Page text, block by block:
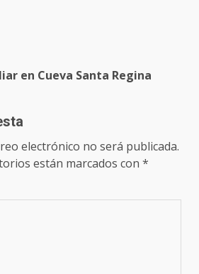
en Cueva Santa Regina
electrónico no será publicada.
están marcados con *